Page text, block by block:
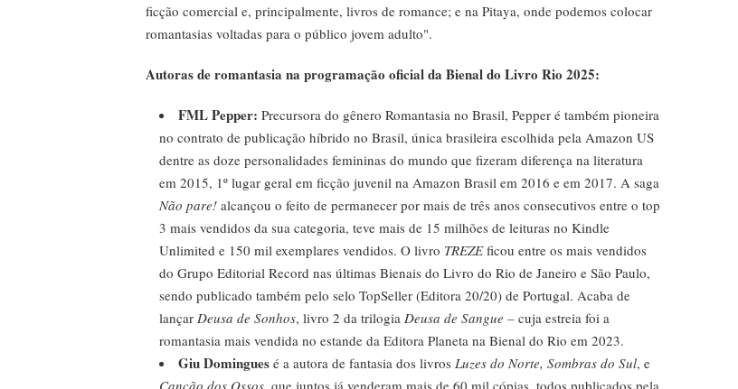
ficção comercial e, principalmente, livros de romance; e na Pitaya, onde podemos colocar
romantasias voltadas para o público jovem adulto".
Autoras de romantasia na programação oficial da Bienal do Livro Rio 2025:
FML Pepper: Precursora do gênero Romantasia no Brasil, Pepper é também pioneira
no contrato de publicação híbrido no Brasil, única brasileira escolhida pela Amazon US
dentre as doze personalidades femininas do mundo que fizeram diferença na literatura
em 2015, 1º lugar geral em ficção juvenil na Amazon Brasil em 2016 e em 2017. A saga
Não pare! alcançou o feito de permanecer por mais de três anos consecutivos entre o top
3 mais vendidos da sua categoria, teve mais de 15 milhões de leituras no Kindle
Unlimited e 150 mil exemplares vendidos. O livro TREZEficou entre os mais vendidos
do Grupo Editorial Record nas últimas Bienais do Livro do Rio de Janeiro e São Paulo,
sendo publicado também pelo selo TopSeller (Editora 20/20) de Portugal. Acaba de
lançar Deusa de Sonhos, livro 2 da trilogia Deusa de Sangue – cuja estreia foi a
romantasia mais vendida no estande da Editora Planeta na Bienal do Rio em 2023.
Giu Domingues é a autora de fantasia dos livros Luzes do Norte, Sombras do Sul, e
Canção dos Ossos , que juntos já venderam mais de 60 mil cópias, todos publicados pela